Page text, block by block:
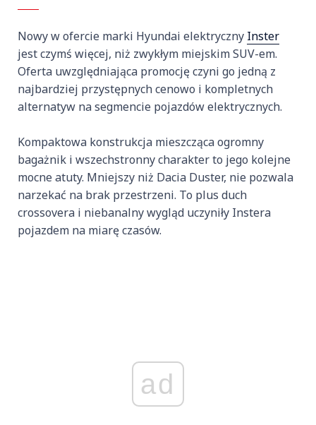
Nowy w ofercie marki Hyundai elektryczny Inster
jest czymś więcej, niż zwykłym miejskim SUV-em.
Oferta uwzględniająca promocję czyni go jedną z
najbardziej przystępnych cenowo i kompletnych
alternatyw na segmencie pojazdów elektrycznych.
Kompaktowa konstrukcja mieszcząca ogromny
bagażnik i wszechstronny charakter to jego kolejne
mocne atuty. Mniejszy niż Dacia Duster, nie pozwala
narzekać na brak przestrzeni. To plus duch
crossovera i niebanalny wygląd uczyniły Instera
pojazdem na miarę czasów.
ad